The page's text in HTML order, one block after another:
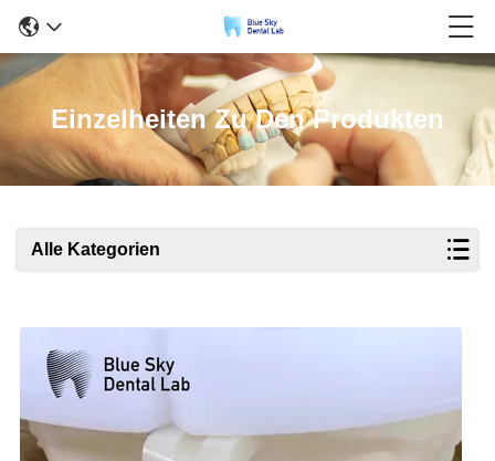
Einzelheiten Zu Den Produkten
Alle Kategorien